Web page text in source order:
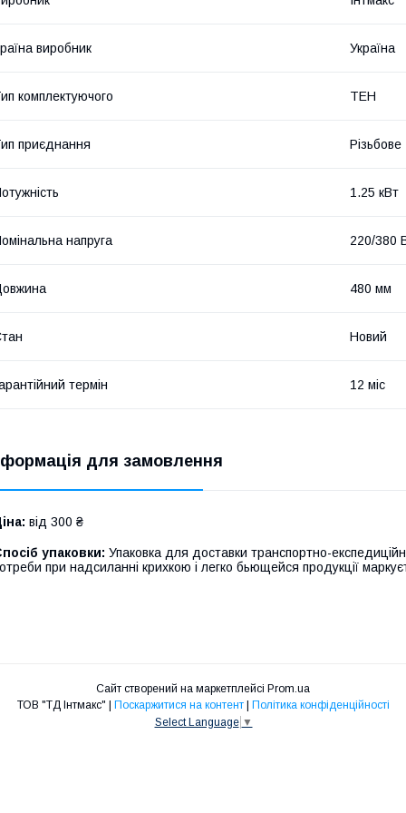
виробник Україна
комплектуючого ТЕН
приєднання Різьбове
1.25 кВт
напруга 220/380
480 мм
Новий
термін 12 міс
для замовлення
від 300 ₴
упаковки: Упаковка для доставки транспортно-
при надсиланні крихкою і легко бьющейся продукції
Сайт створений на маркетплейсі Prom.ua
ТОВ "ТД Інтмакс" | Поскаржитися на контент | Політика конфіденційності
Select Language ▼